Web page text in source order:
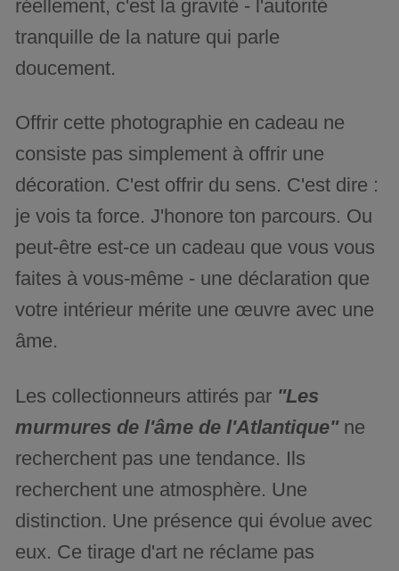
réellement, c'est la gravité - l'autorité
tranquille de la nature qui parle
doucement.
Offrir cette photographie en cadeau ne
consiste pas simplement à offrir une
décoration. C'est offrir du sens. C'est dire :
je vois ta force. J'honore ton parcours. Ou
peut-être est-ce un cadeau que vous vous
faites à vous-même - une déclaration que
votre intérieur mérite une œuvre avec une
âme.
Les collectionneurs attirés par "Les
murmures de l'âme de l'Atlantique"ne
recherchent pas une tendance. Ils
recherchent une atmosphère. Une
distinction. Une présence qui évolue avec
eux. Ce tirage d'art ne réclame pas